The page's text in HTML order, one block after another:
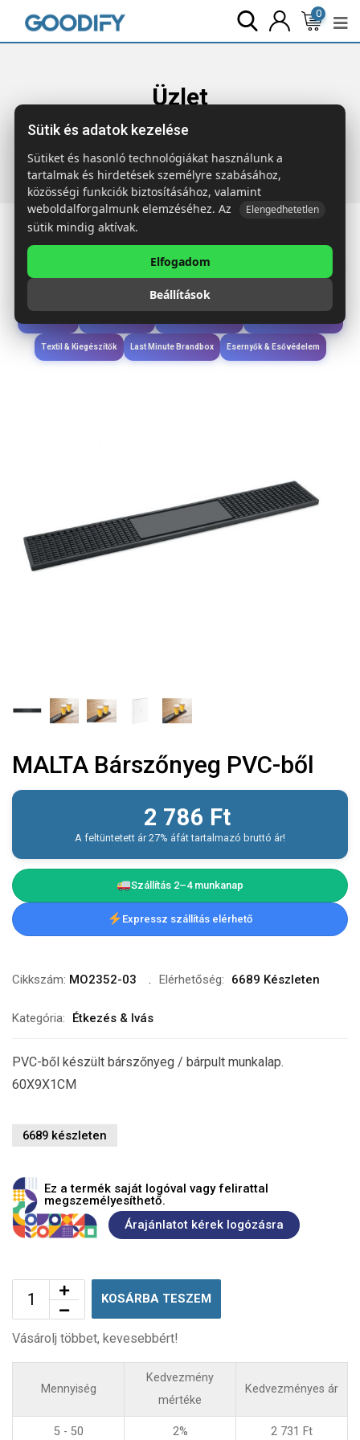
0
Üzlet
Főoldal Termékek Étkezés & Ivás
PVC-ből
Étkezés & Ivás
Wellness & Ápolás
Textil & Kiegészítők Last Minute Brandbox Esernyők & Esővédelem
MALTA Bárszőnyeg PVC-ből
2 786 Ft
A feltüntetett ár 27% áfát tartalmazó bruttó ár!
Szállítás 2–4 munkanap
Expressz szállítás elérhető
Cikkszám: MO2352-03 Elérhetőség: 6689 Készleten
Kategória: Étkezés & Ivás
PVC-ből készült bárszőnyeg / bárpult munkalap.
60X9X1CM
6689 készleten
Ez a termék saját logóval vagy felirattal
megszemélyesíthető.
Árajánlatot kérek logózásra
KOSÁRBA TESZEM
Vásárolj többet, kevesebbért!
Mennyiség
Kedvezmény
mértéke
Kedvezményes ár
5 - 50 2% 2 731 Ft
Sütik és adatok kezelése
Sütiket és hasonló technológiákat használunk a
tartalmak és hirdetések személyre szabásához,
közösségi funkciók biztosításához, valamint
weboldalforgalmunk elemzéséhez. Az
Elengedhetetlen
sütik mindig aktívak.
Elfogadom
Beállítások